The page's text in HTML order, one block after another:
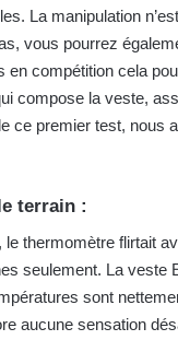
La manipulation
vous pourrez
en compétition cela
compose la veste,
ce premier test, nous
terrain :
thermomètre flirtait
seulement. La veste
sont
aucune sensation